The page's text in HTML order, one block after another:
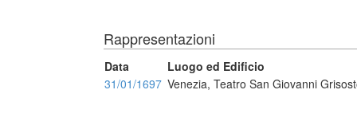
Rappresentazioni
Data
Luogo ed Edificio
31/01/1697 Venezia, Teatro San Giovanni